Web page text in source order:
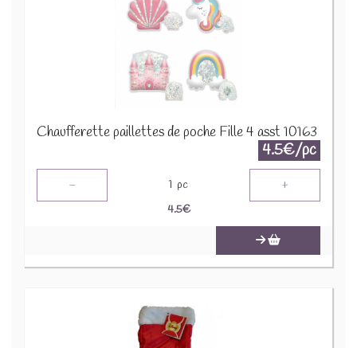
Chaufferette paillettes de poche Fille 4 asst 10163
4.5€/pc
- 1 pc +
4.5€